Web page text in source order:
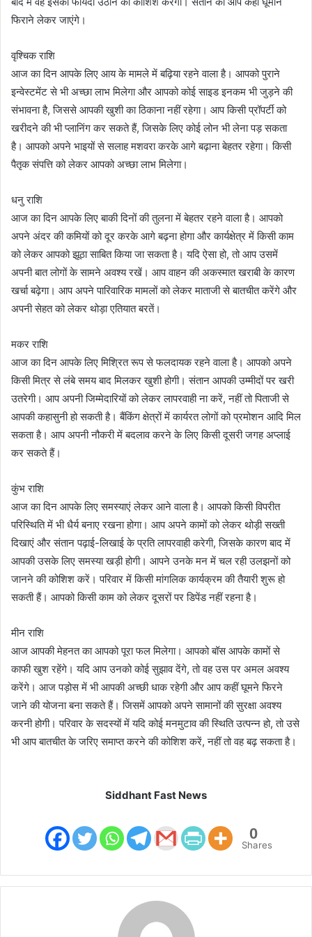
फिराने लेकर जाएंगे।
वृश्चिक राशि
आज का दिन आपके लिए आय के मामले में बढ़िया रहने वाला है। आपको पुराने
इन्वेस्टमेंट से भी अच्छा लाभ मिलेगा और आपको कोई साइड इनकम भी जुड़ने की
संभावना है, जिससे आपकी खुशी का ठिकाना नहीं रहेगा। आप किसी प्रॉपर्टी को
खरीदने की भी प्लानिंग कर सकते हैं, जिसके लिए कोई लोन भी लेना पड़ सकता
है। आपको अपने भाइयों से सलाह मशवरा करके आगे बढ़ाना बेहतर रहेगा। किसी
पैतृक संपत्ति को लेकर आपको अच्छा लाभ मिलेगा।
धनु राशि
आज का दिन आपके लिए बाकी दिनों की तुलना में बेहतर रहने वाला है। आपको
अपने अंदर की कमियों को दूर करके आगे बढ़ना होगा और कार्यक्षेत्र में किसी काम
को लेकर आपको झूठा साबित किया जा सकता है। यदि ऐसा हो, तो आप उसमें
अपनी बात लोगों के सामने अवश्य रखें। आप वाहन की अकस्मात खराबी के कारण
खर्चा बढ़ेगा। आप अपने पारिवारिक मामलों को लेकर माताजी से बातचीत करेंगे और
अपनी सेहत को लेकर थोड़ा एतियात बरतें।
मकर राशि
आज का दिन आपके लिए मिश्रित रूप से फलदायक रहने वाला है। आपको अपने
किसी मित्र से लंबे समय बाद मिलकर खुशी होगी। संतान आपकी उम्मीदों पर खरी
उतरेगी। आप अपनी जिम्मेदारियों को लेकर लापरवाही ना करें, नहीं तो पिताजी से
आपकी कहासुनी हो सकती है। बैंकिंग क्षेत्रों में कार्यरत लोगों को प्रमोशन आदि मिल
सकता है। आप अपनी नौकरी में बदलाव करने के लिए किसी दूसरी जगह अप्लाई
कर सकते हैं।
कुंभ राशि
आज का दिन आपके लिए समस्याएं लेकर आने वाला है। आपको किसी विपरीत
परिस्थिति में भी धैर्य बनाए रखना होगा। आप अपने कामों को लेकर थोड़ी सख्ती
दिखाएं और संतान पढ़ाई-लिखाई के प्रति लापरवाही करेगी, जिसके कारण बाद में
आपकी उसके लिए समस्या खड़ी होगी। आपने उनके मन में चल रही उलझनों को
जानने की कोशिश करें। परिवार में किसी मांगलिक कार्यक्रम की तैयारी शुरू हो
सकती हैं। आपको किसी काम को लेकर दूसरों पर डिपेंड नहीं रहना है।
मीन राशि
आज आपकी मेहनत का आपको पूरा फल मिलेगा। आपको बॉस आपके कामों से
काफी खुश रहेंगे। यदि आप उनको कोई सुझाव देंगे, तो वह उस पर अमल अवश्य
करेंगे। आज पड़ोस में भी आपकी अच्छी धाक रहेगी और आप कहीं घूमने फिरने
जाने की योजना बना सकते हैं। जिसमें आपको अपने सामानों की सुरक्षा अवश्य
करनी होगी। परिवार के सदस्यों में यदि कोई मनमुटाव की स्थिति उत्पन्न हो, तो उसे
भी आप बातचीत के जरिए समाप्त करने की कोशिश करें, नहीं तो वह बढ़ सकता है।
Siddhant Fast News
0
Shares